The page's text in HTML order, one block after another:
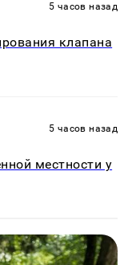
5 часов назад
клапана
5 часов назад
местности у